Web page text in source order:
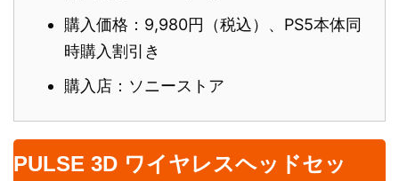
購入価格：9,980円（税込）、PS5本体同
時購入割引き
購入店：ソニーストア
PULSE 3D ワイヤレスヘッドセッ